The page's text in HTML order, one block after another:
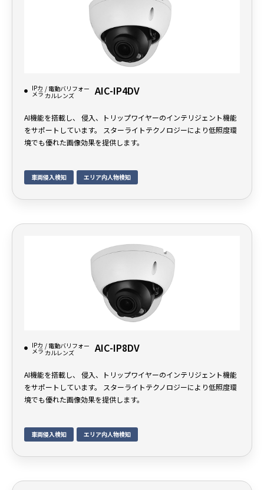
IPカ
メラ
/ 電動バリフォー
カルレンズ
AIC-IP4DV
AI機能を搭載し、 侵入、トリップワイヤーのインテリジェント機能
をサポートしています。 スターライトテクノロジーにより低照度環
境でも優れた画像効果を提供します。
車両侵入検知 エリア内人物検知
IPカ
メラ
/ 電動バリフォー
カルレンズ
AIC-IP8DV
AI機能を搭載し、 侵入、トリップワイヤーのインテリジェント機能
をサポートしています。 スターライトテクノロジーにより低照度環
境でも優れた画像効果を提供します。
車両侵入検知 エリア内人物検知